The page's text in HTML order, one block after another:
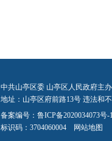
中共山亭区委 山亭区人民政府主
地址：山亭区府前路13号 违法和
备案编号： 鲁ICP备2020034073号-
标识码：3704060004 网站地图